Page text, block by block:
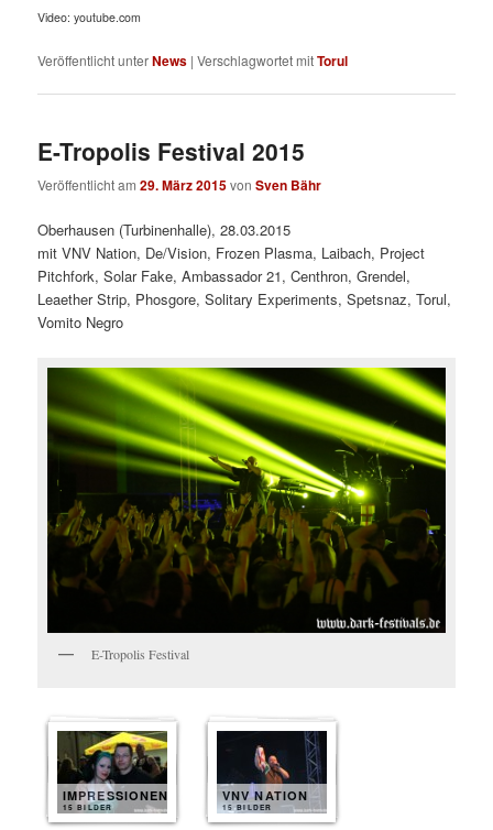
Video: youtube.com
Veröffentlicht unterNews |Verschlagwortet mitTorul
E-Tropolis Festival 2015
Veröffentlicht am29. März 2015vonSven Bähr
Oberhausen (Turbinenhalle), 28.03.2015
mit VNV Nation, De/Vision, Frozen Plasma, Laibach, Project
Pitchfork, Solar Fake, Ambassador 21, Centhron, Grendel,
Leaether Strip, Phosgore, Solitary Experiments, Spetsnaz, Torul,
Vomito Negro
E-Tropolis Festival
IMPRESSIONEN
15 BILDER
VNV NATION
15 BILDER